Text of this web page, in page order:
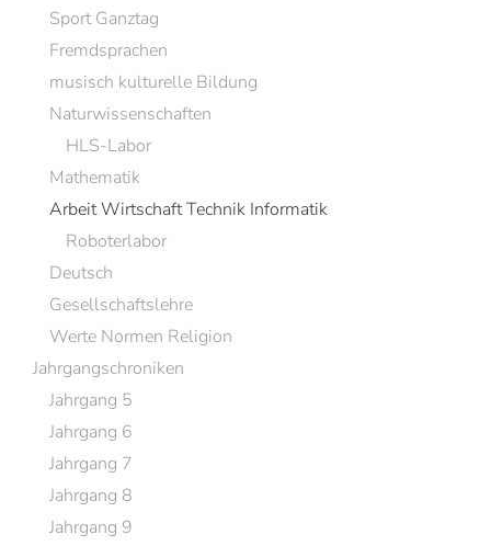
Sport Ganztag
Fremdsprachen
musisch kulturelle Bildung
Naturwissenschaften
HLS-Labor
Mathematik
Arbeit Wirtschaft Technik Informatik
Roboterlabor
Deutsch
Gesellschaftslehre
Werte Normen Religion
Jahrgangschroniken
Jahrgang 5
Jahrgang 6
Jahrgang 7
Jahrgang 8
Jahrgang 9